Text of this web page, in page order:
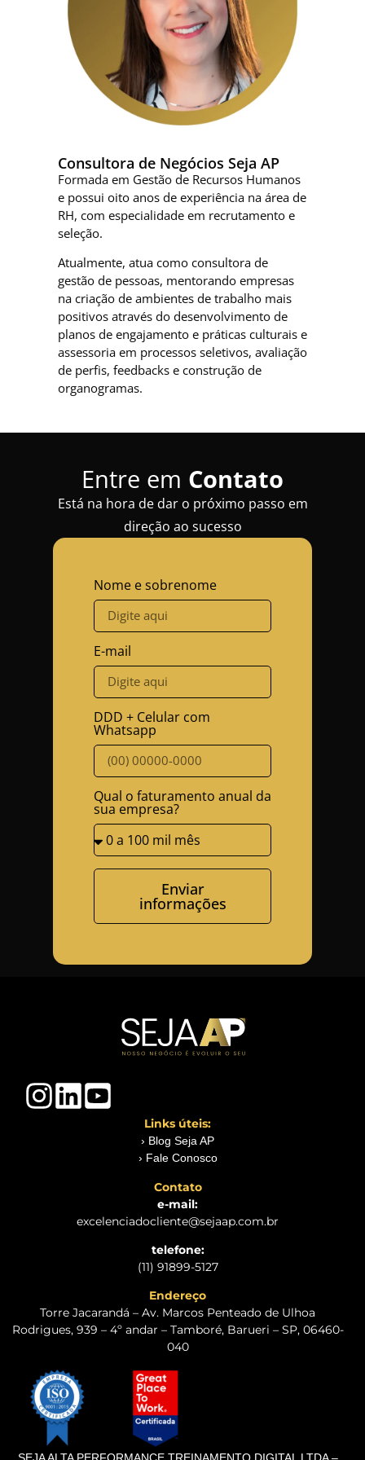
Consultora de Negócios Seja AP
Formada em Gestão de Recursos Humanos
e possui oito anos de experiência na área de
RH, com especialidade em recrutamento e
seleção.
Atualmente, atua como consultora de
gestão de pessoas, mentorando empresas
na criação de ambientes de trabalho mais
positivos através do desenvolvimento de
planos de engajamento e práticas culturais e
assessoria em processos seletivos, avaliação
de perfis, feedbacks e construção de
organogramas.
Entre em Contato
Está na hora de dar o próximo passo em
direção ao sucesso
Nome e sobrenome
E-mail
DDD + Celular com
Whatsapp
Qual o faturamento anual da
sua empresa?
Enviar
informações
Links úteis:
› Blog Seja AP
› Fale Conosco
Contato
e-mail:
excelenciadocliente@sejaap.com.br
telefone:
(11) 91899-5127
Endereço
Torre Jacarandá – Av. Marcos Penteado de Ulhoa
Rodrigues, 939 – 4º andar – Tamboré, Barueri – SP, 06460-
040